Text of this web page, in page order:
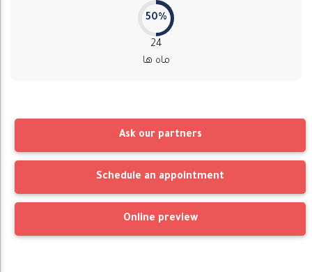
50%
24
ماه ها
Ask our partners
Schedule an appointment
Online preview